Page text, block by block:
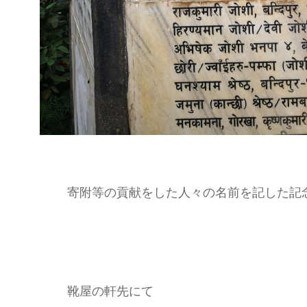
寄附等の貢献をした人々の名前を記した記
靴屋の軒先にて